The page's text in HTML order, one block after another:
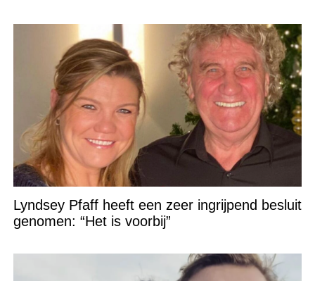
Lyndsey Pfaff heeft een zeer ingrijpend besluit
genomen: “Het is voorbij”